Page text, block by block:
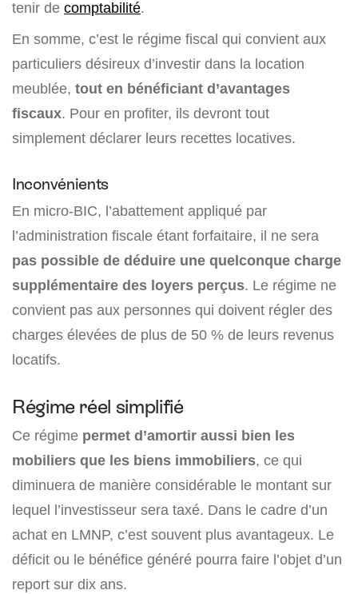
tenir de comptabilité.
En somme, c’est le régime fiscal qui convient aux
particuliers désireux d’investir dans la location
meublée, tout en bénéficiant d’avantages
fiscaux. Pour en profiter, ils devront tout
simplement déclarer leurs recettes locatives.
Inconvénients
En micro-BIC, l’abattement appliqué par
l’administration fiscale étant forfaitaire, il ne sera
pas possible de déduire une quelconque charge
supplémentaire des loyers perçus. Le régime ne
convient pas aux personnes qui doivent régler des
charges élevées de plus de 50 % de leurs revenus
locatifs.
Régime réel simplifié
Ce régime permet d’amortir aussi bien les
mobiliers que les biens immobiliers, ce qui
diminuera de manière considérable le montant sur
lequel l’investisseur sera taxé. Dans le cadre d’un
achat en LMNP, c’est souvent plus avantageux. Le
déficit ou le bénéfice généré pourra faire l’objet d’un
report sur dix ans.